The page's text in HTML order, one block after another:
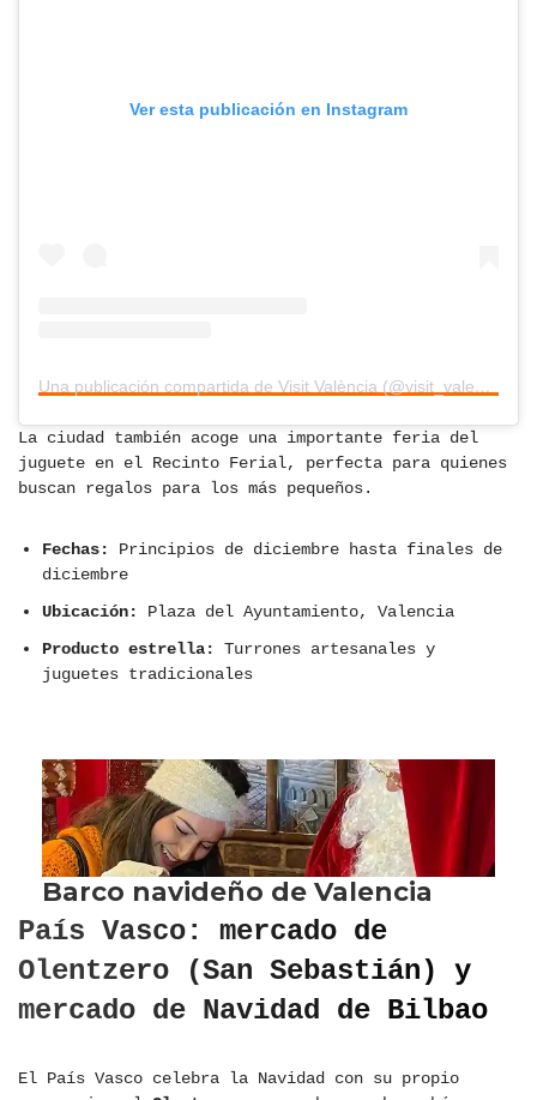
Ver esta publicación en Instagram
Una publicación compartida de Visit València (@visit_valencia)
La ciudad también acoge una importante feria del
juguete en el Recinto Ferial, perfecta para quienes
buscan regalos para los más pequeños.
Fechas:
Principios de diciembre hasta finales de
diciembre
Ubicación:
Plaza del Ayuntamiento, Valencia
Producto estrella:
Turrones artesanales y
juguetes tradicionales
País Vasco: mercado de
Olentzero (San Sebastián) y
mercado de Navidad de Bilbao
El País Vasco celebra la Navidad con su propio